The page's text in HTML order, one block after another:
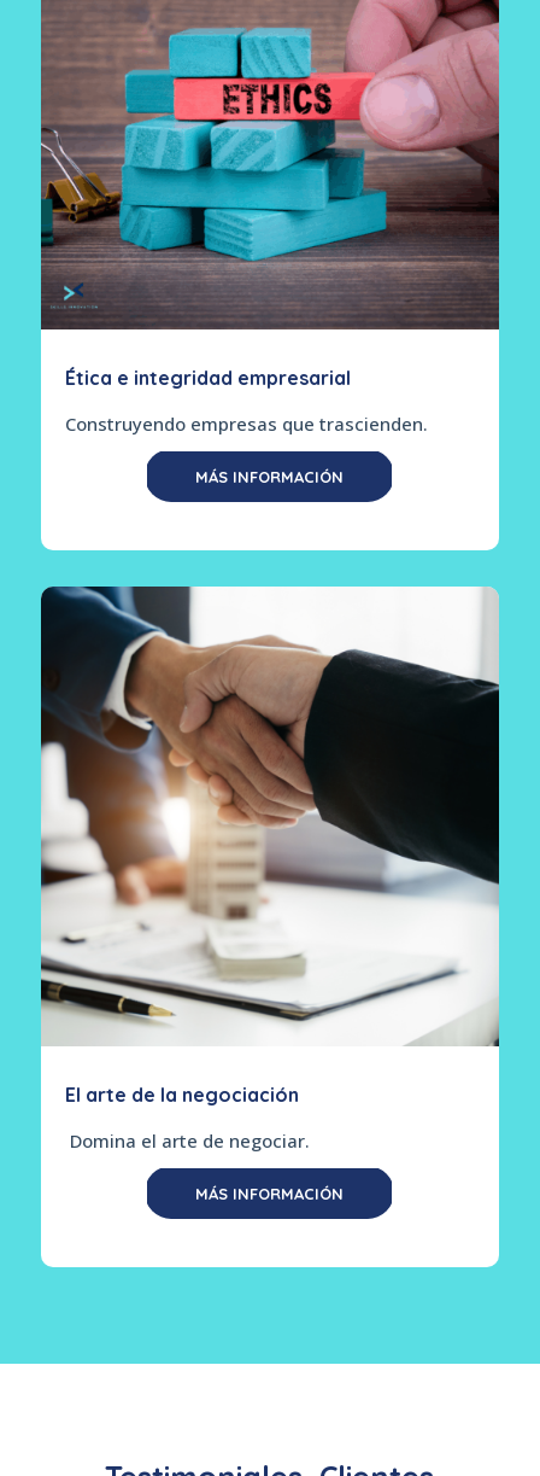
Ética e integridad empresarial
Construyendo empresas que trascienden.
MÁS INFORMACIÓN
El arte de la negociación
Domina el arte de negociar.
MÁS INFORMACIÓN